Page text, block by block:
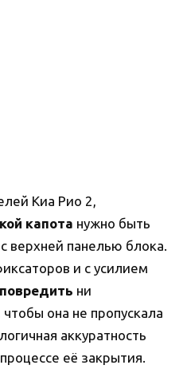
Киа Рио 2,
капота нужно быть
верхней панелью блока.
и с усилием
ни
чтобы она не пропускала
аккуратность
её закрытия.